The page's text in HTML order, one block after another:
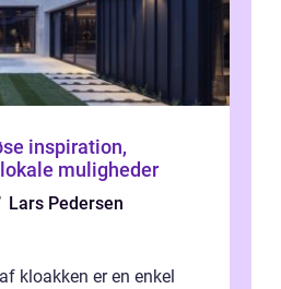
muligheder
Lars Pedersen
kloakken er en enkel